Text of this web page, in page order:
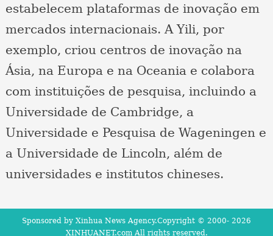
estabelecem plataformas de inovação em
mercados internacionais. A Yili, por
exemplo, criou centros de inovação na
Ásia, na Europa e na Oceania e colabora
com instituições de pesquisa, incluindo a
Universidade de Cambridge, a
Universidade e Pesquisa de Wageningen e
a Universidade de Lincoln, além de
universidades e institutos chineses.
Sponsored by Xinhua News Agency.Copyright © 2000- 2026
XINHUANET.com All rights reserved.